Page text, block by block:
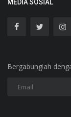
MEDIA SOSIAL
Bergabunglah